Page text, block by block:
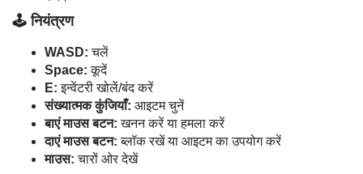
🕹️ नियंत्रण
WASD: चलें
Space: कूदें
E: इन्वेंटरी खोलें/बंद करें
संख्यात्मक कुंजियाँ: आइटम चुनें
बाएं माउस बटन: खनन करें या हमला करें
दाएं माउस बटन: ब्लॉक रखें या आइटम का उपयोग करें
माउस: चारों ओर देखें